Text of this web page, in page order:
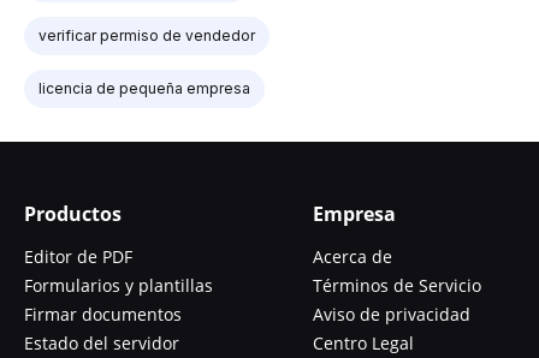
verificar permiso de vendedor
licencia de pequeña empresa
Productos
Editor de PDF
Formularios y plantillas
Firmar documentos
Estado del servidor
Empresa
Acerca de
Términos de Servicio
Aviso de privacidad
Centro Legal